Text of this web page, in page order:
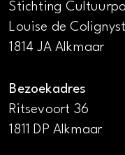
Stichting
Louise de
1814 JA Alkmaar
Bezoekadres
Ritsevoort 36
1811 DP Alkmaar